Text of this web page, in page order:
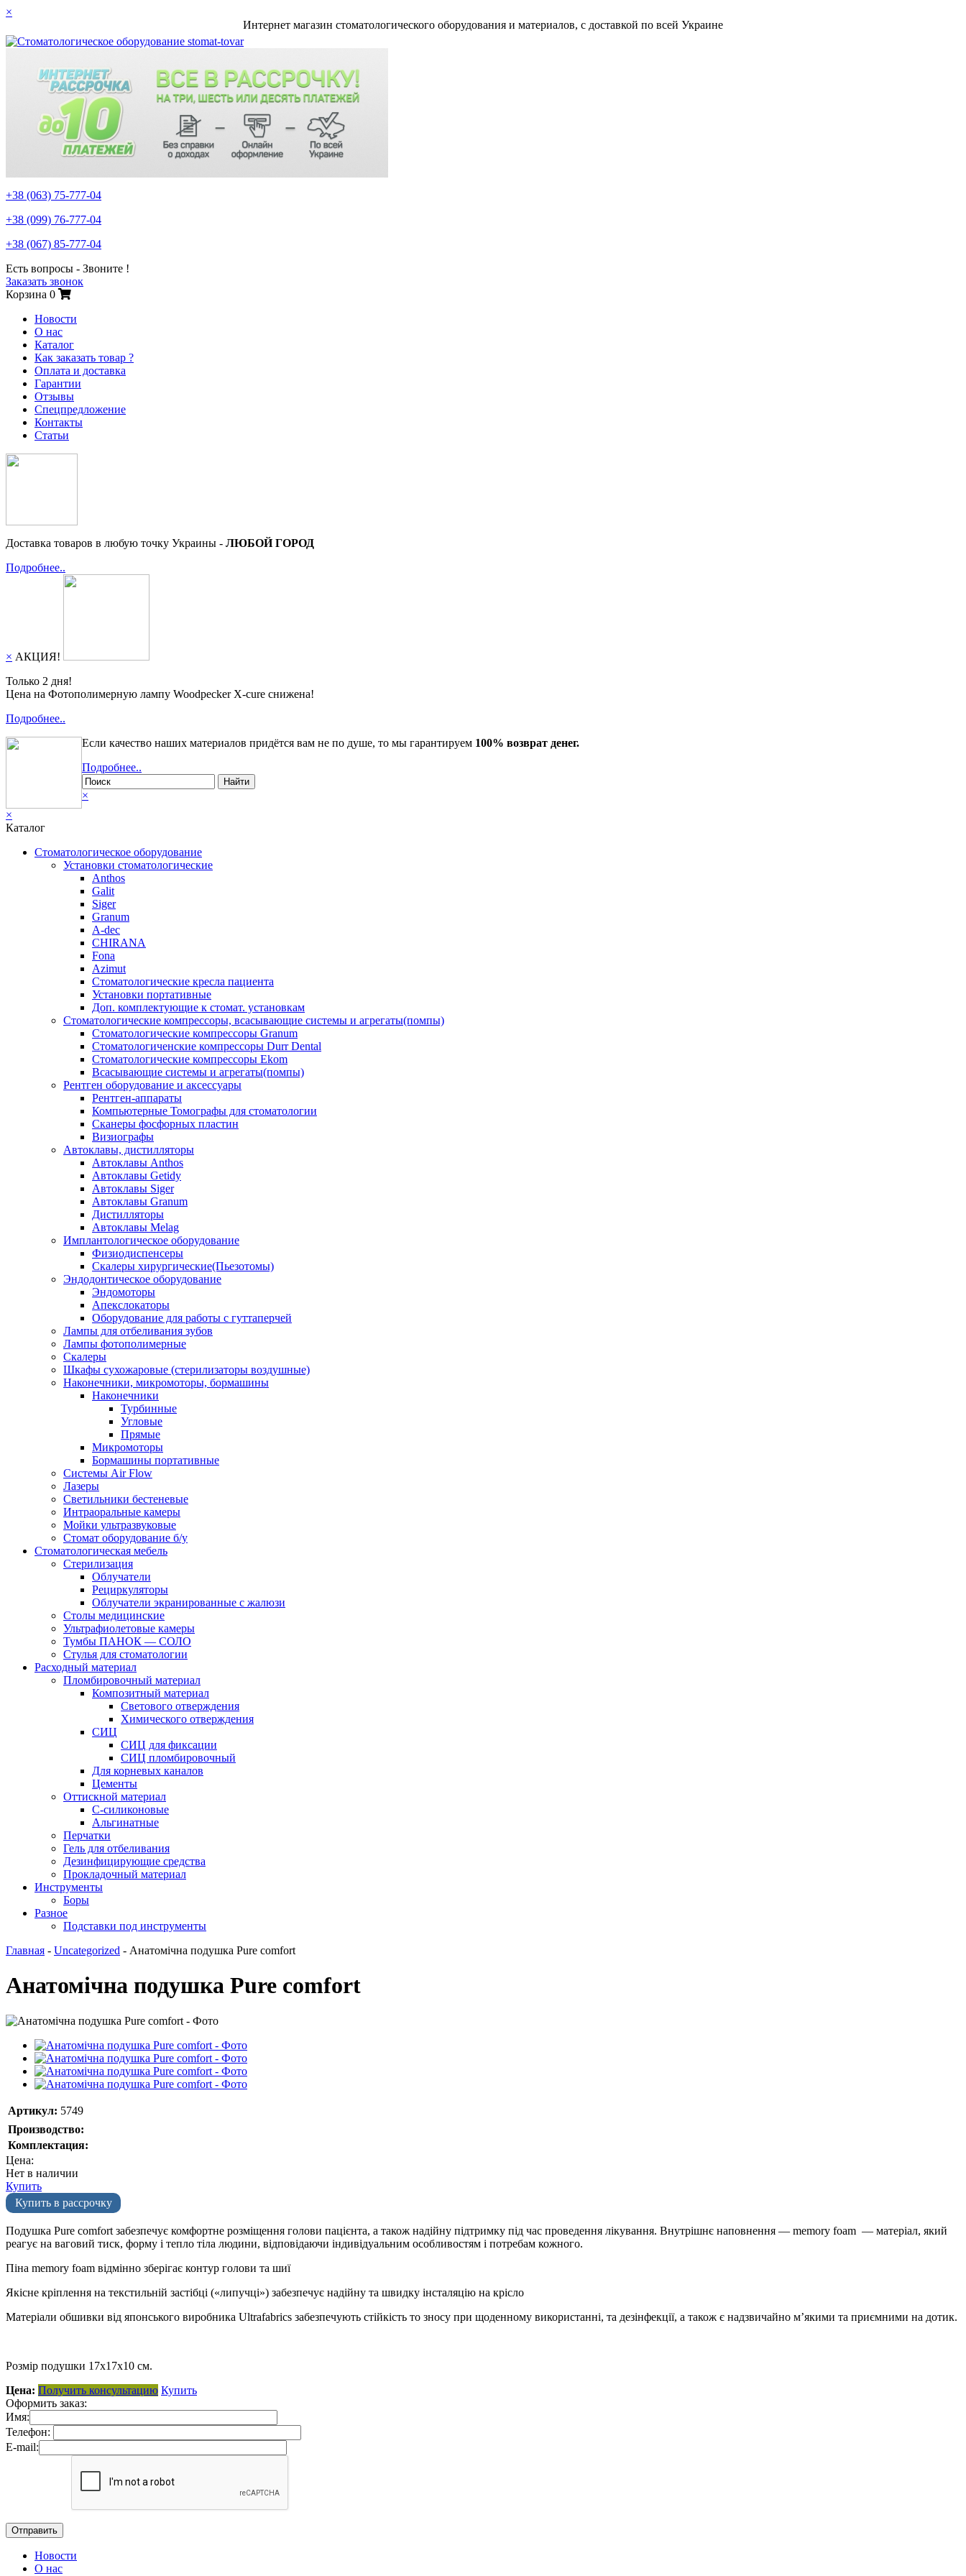
×
Интернет магазин стоматологического оборудования и материалов, c доставкой по всей Украине
+38 (063) 75-777-04
+38 (099) 76-777-04
+38 (067) 85-777-04
Есть вопросы - Звоните !
Заказать звонок
Корзина 0
Новости
О нас
Каталог
Как заказать товар ?
Оплата и доставка
Гарантии
Отзывы
Спецпредложение
Контакты
Статьи
Доставка товаров в любую точку Украины - ЛЮБОЙ ГОРОД
Подробнее..
× АКЦИЯ!
Только 2 дня!
Цена на Фотополимерную лампу Woodpecker X-cure снижена!
Подробнее..
Если качество наших материалов придётся вам не по душе, то мы гарантируем 100% возврат денег.
Подробнее..
Найти
×
×
Каталог
Стоматологическое оборудование
Установки стоматологические
Anthos
Galit
Siger
Granum
A-dec
CHIRANA
Fona
Azimut
Стоматологические кресла пациента
Установки портативные
Доп. комплектующие к стомат. установкам
Стоматологические компрессоры, всасывающие системы и агрегаты(помпы)
Стоматологические компрессоры Granum
Стоматологиченские компрессоры Durr Dental
Стоматологические компрессоры Ekom
Всасывающие системы и агрегаты(помпы)
Рентген оборудование и аксессуары
Рентген-аппараты
Компьютерные Томографы для стоматологии
Сканеры фосфорных пластин
Визиографы
Автоклавы, дистилляторы
Автоклавы Anthos
Автоклавы Getidy
Автоклавы Siger
Автоклавы Granum
Дистилляторы
Автоклавы Melag
Имплантологическое оборудование
Физиодиспенсеры
Скалеры хирургические(Пьезотомы)
Эндодонтическое оборудование
Эндомоторы
Апекслокаторы
Оборудование для работы с гуттаперчей
Лампы для отбеливания зубов
Лампы фотополимерные
Скалеры
Шкафы сухожаровые (стерилизаторы воздушные)
Наконечники, микромоторы, бормашины
Наконечники
Турбинные
Угловые
Прямые
Микромоторы
Бормашины портативные
Системы Air Flow
Лазеры
Светильники бестеневые
Интраоральные камеры
Мойки ультразвуковые
Стомат оборудование б/у
Стоматологическая мебель
Стерилизация
Облучатели
Рециркуляторы
Облучатели экранированные с жалюзи
Столы медицинские
Ультрафиолетовые камеры
Тумбы ПАНОК — СОЛО
Стулья для стоматологии
Расходный материал
Пломбировочный материал
Композитный материал
Светового отверждения
Химического отверждения
СИЦ
СИЦ для фиксации
СИЦ пломбировочный
Для корневых каналов
Цементы
Оттискной материал
С-силиконовые
Альгинатные
Перчатки
Гель для отбеливания
Дезинфицирующие средства
Прокладочный материал
Инструменты
Боры
Разное
Подставки под инструменты
Главная - Uncategorized - Анатомічна подушка Pure comfort
Анатомічна подушка Pure comfort
Артикул: 5749
Производство:
Комплектация:
Цена:
Нет в наличии
Купить
Купить в рассрочку
Подушка Pure comfort забезпечує комфортне розміщення голови пацієнта, а також надійну підтримку під час проведення лікування. Внутрішнє наповнення — memory foam — матеріал, який
реагує на ваговий тиск, форму і тепло тіла людини, відповідаючи індивідуальним особливостям і потребам кожного.
Піна memory foam відмінно зберігає контур голови та шиї
Якісне кріплення на текстильній застібці («липучці») забезпечує надійну та швидку інсталяцію на крісло
Матеріали обшивки від японського виробника Ultrafabrics забезпечують стійкість то зносу при щоденному використанні, та дезінфекції, а також є надзвичайно м’якими та приємними на дотик.
Розмір подушки 17х17х10 см.
Цена: Получить консультацию Купить
Оформить заказ:
Имя:
Телефон:
E-mail:
Новости
О нас